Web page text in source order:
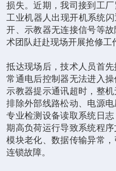
损失。近期，我司接到工
工业机器人出现开机系统
开、示教器无连接信号等
术团队赶赴现场开展抢修工
抵达现场后，技术人员首
常通电后控制器无法进入
示教器提示通讯超时，整
排除外部线路松动、电源
专业检测设备读取系统日
期高负荷运行导致系统程序
模块老化、数据传输异常，
连锁故障。